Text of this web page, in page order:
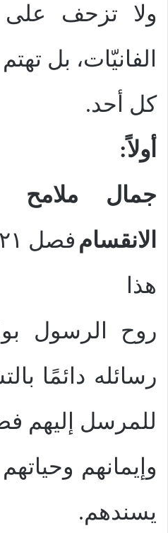
ولا تزحف
الفانيّات، بل
كل أحد.
أولاً:
جمال ملامح
الانقسام فصل ١
هذا
روح الرسول
رسائله دائمًا
للمرسل إليهم
وإيمانهم
يسندهم.